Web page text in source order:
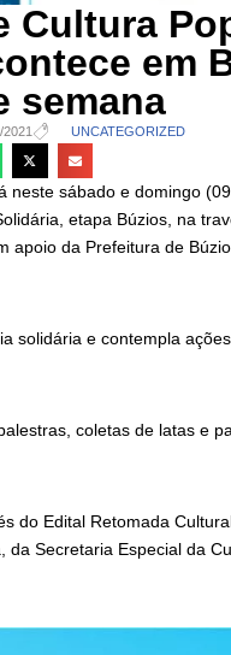
Cultura
em
semana
2021 UNCATEGORIZED
neste sábado e domingo
etapa Búzios, na
apoio da Prefeitura de
solidária e contempla
coletas de latas e
do Edital Retomada
Secretaria Especial da